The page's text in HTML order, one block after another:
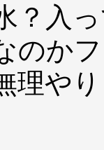
入
のか
や